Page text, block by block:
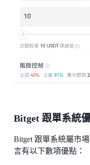
Bitget 跟單系統
Bitget 跟單系統屬市
言有以下數項優點：